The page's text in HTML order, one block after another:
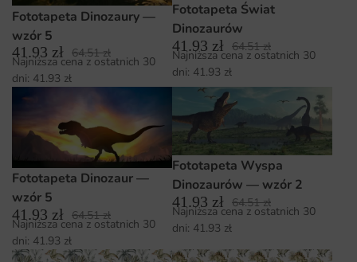
Fototapeta Dinozaury —
wzór 5
41.93 zł 64.51zł
Najniższa cena z ostatnich 30
dni: 41.93 zł
Fototapeta Świat
Dinozaurów
41.93 zł 64.51zł
Najniższa cena z ostatnich 30
dni: 41.93 zł
Fototapeta Dinozaur —
wzór 5
41.93 zł 64.51zł
Najniższa cena z ostatnich 30
dni: 41.93 zł
Fototapeta Wyspa
Dinozaurów — wzór 2
41.93 zł 64.51zł
Najniższa cena z ostatnich 30
dni: 41.93 zł